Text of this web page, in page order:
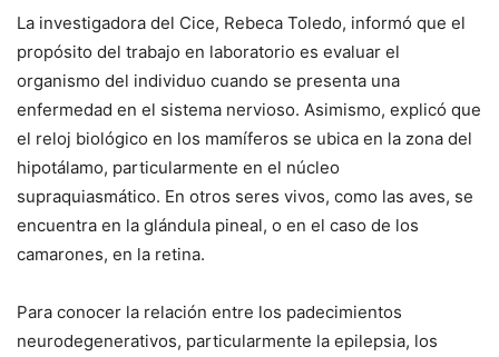
La investigadora del Cice, Rebeca Toledo, informó que el
propósito del trabajo en laboratorio es evaluar el
organismo del individuo cuando se presenta una
enfermedad en el sistema nervioso. Asimismo, explicó que
el reloj biológico en los mamíferos se ubica en la zona del
hipotálamo, particularmente en el núcleo
supraquiasmático. En otros seres vivos, como las aves, se
encuentra en la glándula pineal, o en el caso de los
camarones, en la retina.
Para conocer la relación entre los padecimientos
neurodegenerativos, particularmente la epilepsia, los